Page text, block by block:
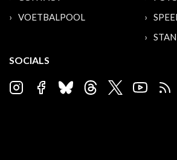
VOETBALPOOL
SOCIALS